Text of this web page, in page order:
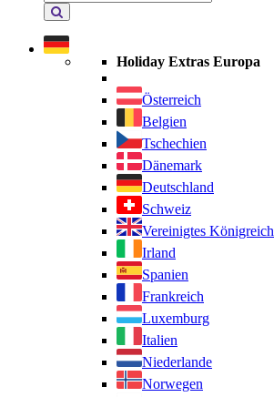
Holiday
Extras
durchsuchen
Holiday Extras Europa
Österreich
Belgien
Tschechien
Dänemark
Deutschland
Schweiz
Vereinigtes Königreich
Irland
Spanien
Frankreich
Luxemburg
Italien
Niederlande
Norwegen